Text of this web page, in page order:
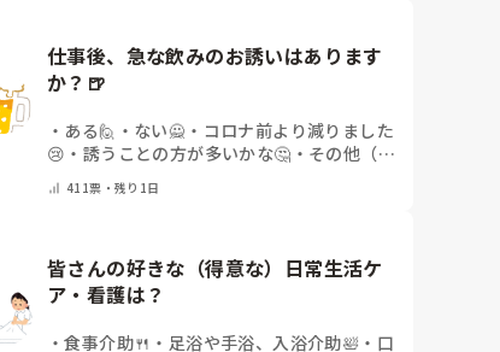
仕事後、急な飲みのお誘いはあります
か？🍺
・ ある🙋 ・ ない🙅 ・ コロナ前より減りました
😢 ・ 誘うことの方が多いかな🤔 ・ その他（コ
411票・残り1日
皆さんの好きな（得意な）日常生活ケ
ア・看護は？
・食事介助🍴 ・ 足浴や手浴、入浴介助🛀 ・ 口